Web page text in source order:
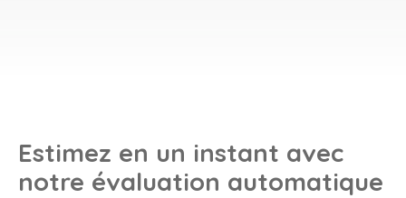
Estimez en un instant avec
notre évaluation automatique